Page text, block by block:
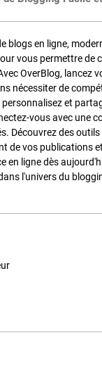
blogs en ligne,
vous permettre de
OverBlog, lancez
nécessiter de
et
vous avec une
Découvrez des
de vos publications
en ligne dès
l'univers du